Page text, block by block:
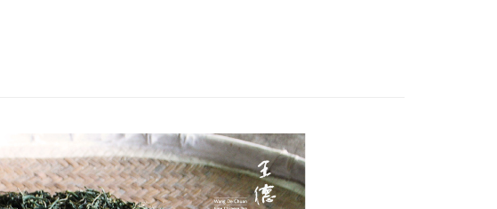
【繳款方式說明】
1.分期款項不併入電信帳單，「大哥付你分期」於每月結算日後寄送繳費提
醒簡訊。
2.透過簡訊連結打開帳單後，可選擇「超商條碼／台灣大直營門市／銀行轉
帳／街口支付／iPASS MONEY」等通路繳費。
【「AFTEE先享後付」結帳流程】
１．於結帳方式選擇「AFTEE先享後付」後，將跳轉至「AFTEE先享後
付」結帳頁面，進行簡訊認證並確認金額後，即可完成結帳。
２．訂單成立數日內，您將收到繳費通知簡訊。
每筆NT$80，滿NT$1,200(含以上)免運費
付款後全家取貨